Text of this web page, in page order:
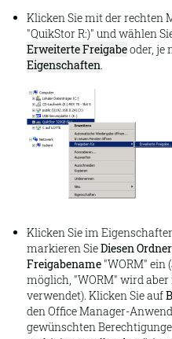
Klicken Sie mit der rechten
"QuikStor R:)" und wählen
Erweiterte Freigabeoder, je
Eigenschaften.
Klicken Sie im
markieren SieDiesen
Freigabename"WORM" ein
möglich, "WORM" wird
verwendet). Klicken Sie auf
den Office Manager-
gewünschten